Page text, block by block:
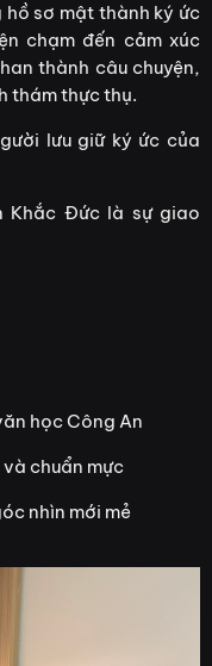
sơ mật thành ký ức
chạm đến cảm xúc
thành câu chuyện,
thám thực thụ.
lưu giữ ký ức của
Khắc Đức là sự giao
học Công An
chuẩn mực
nhìn mới mẻ